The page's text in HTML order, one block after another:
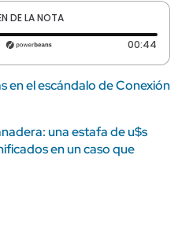
DE LA NOTA
0 segundos 00:44
en el escándalo de Conexión
una estafa de u$s
en un caso que